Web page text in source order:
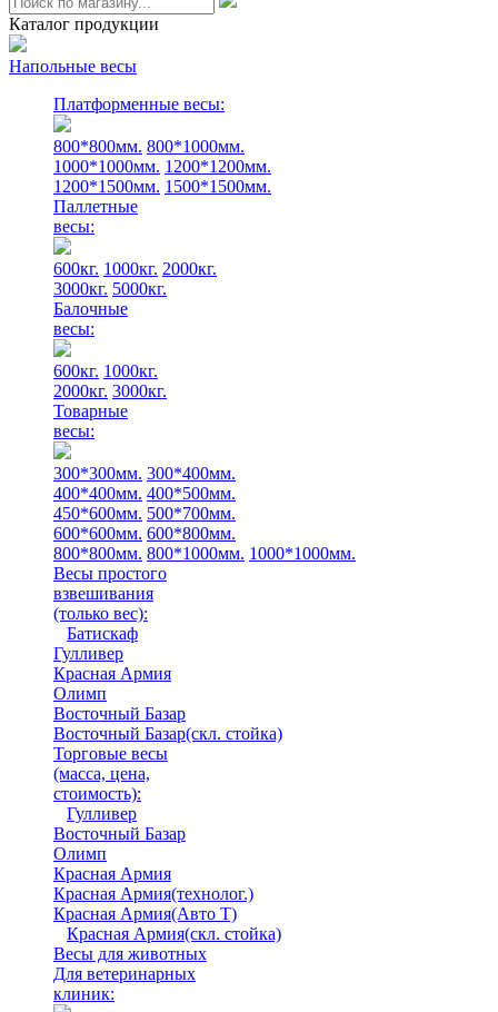
Каталог продукции
Напольные весы
Платформенные весы:
800*800мм. 800*1000мм.
1000*1000мм. 1200*1200мм.
1200*1500мм. 1500*1500мм.
Паллетные
весы:
600кг. 1000кг. 2000кг.
3000кг. 5000кг.
Балочные
весы:
600кг. 1000кг.
2000кг. 3000кг.
Товарные
весы:
300*300мм. 300*400мм.
400*400мм. 400*500мм.
450*600мм. 500*700мм.
600*600мм. 600*800мм.
800*800мм. 800*1000мм. 1000*1000мм.
Весы простого
взвешивания
(только вес):
Батискаф
Гулливер
Красная Армия
Олимп
Восточный Базар
Восточный Базар(скл. стойка)
Торговые весы
(масса, цена,
стоимость):
Гулливер
Восточный Базар
Олимп
Красная Армия
Красная Армия(технолог.)
Красная Армия(Авто Т)
Красная Армия(скл. стойка)
Весы для животных
Для ветеринарных
клиник: